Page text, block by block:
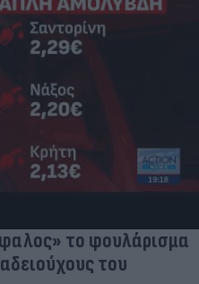
βάρος; Ο ρόλος
μας